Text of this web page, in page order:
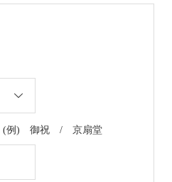
(例) 御祝 / 京扇堂